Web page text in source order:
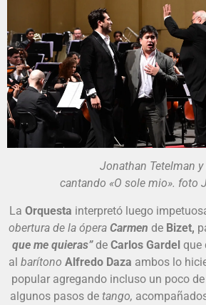
Jonathan Tetelman y
cantando «O sole mio». foto
La Orquesta interpretó luego
obertura de la ópera Carmen de Bizet,
que me quieras” deCarlos Gardelque
al barítono Alfredo Daza ambos lo
popular agregando incluso un poco
algunos pasos de tango,